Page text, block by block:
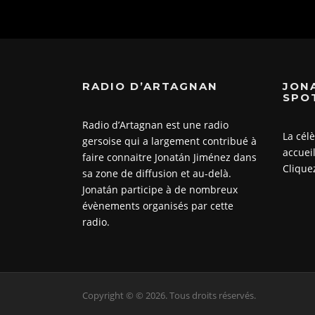
RADIO D’ARTAGNAN
Radio d’Artagnan est une radio
gersoise qui a largement contribué à
faire connaitre Jonatán Jiménez dans
sa zone de diffusion et au-delà.
Jonatán participe à de nombreux
évènements organisés par cette
radio.
La
Copyright © © 2026. Tous droits réservés.